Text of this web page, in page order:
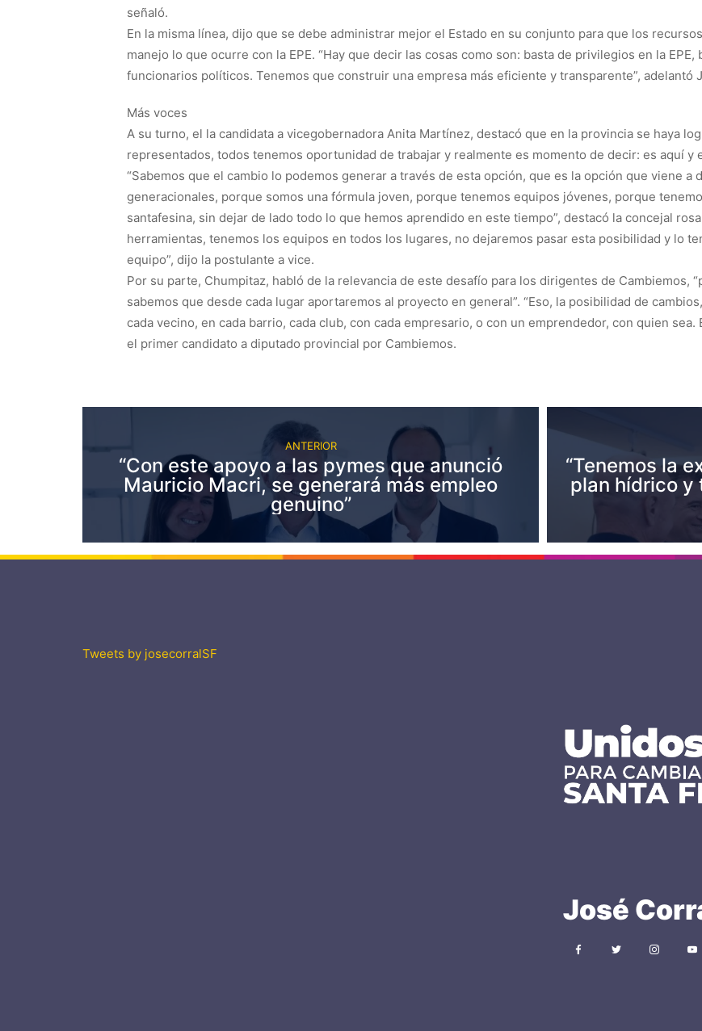
señaló.
En la misma línea, dijo que se debe administrar mejor el Estado en su conjunto para que los
manejo lo que ocurre con la EPE. “Hay que decir las cosas como son: basta de privilegios en la
funcionarios políticos. Tenemos que construir una empresa más eficiente y transparente”, adelantó
Más voces
A su turno, el la candidata a vicegobernadora Anita Martínez, destacó que en la provincia se haya
representados, todos tenemos oportunidad de trabajar y realmente es momento de decir: es aquí y
“Sabemos que el cambio lo podemos generar a través de esta opción, que es la opción que viene
generacionales, porque somos una fórmula joven, porque tenemos equipos jóvenes, porque
santafesina, sin dejar de lado todo lo que hemos aprendido en este tiempo”, destacó la concejal
herramientas, tenemos los equipos en todos los lugares, no dejaremos pasar esta posibilidad y lo
equipo”, dijo la postulante a vice.
Por su parte, Chumpitaz, habló de la relevancia de este desafío para los dirigentes de Cambiemos,
sabemos que desde cada lugar aportaremos al proyecto en general”. “Eso, la posibilidad de
cada vecino, en cada barrio, cada club, con cada empresario, o con un emprendedor, con quien
el primer candidato a diputado provincial por Cambiemos.
ANTERIOR
“Con este apoyo a las pymes que anunció
Mauricio Macri, se generará más empleo
genuino”
“Tenemos la
plan hídrico y
Tweets by josecorralSF
José